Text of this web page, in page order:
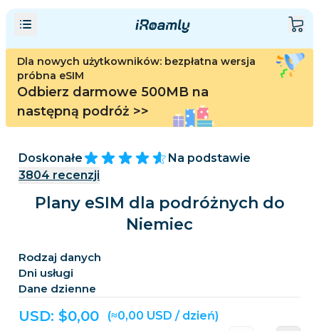
Dla nowych użytkowników: bezpłatna wersja
próbna eSIM
Odbierz darmowe 500MB na
następną podróż >>
Doskonałe
Na podstawie
3804 recenzji
Plany eSIM dla podróżnych do
Niemiec
Rodzaj danych
Dni usługi
Dane dzienne
USD: $0,00 (≈0,00 USD / dzień)